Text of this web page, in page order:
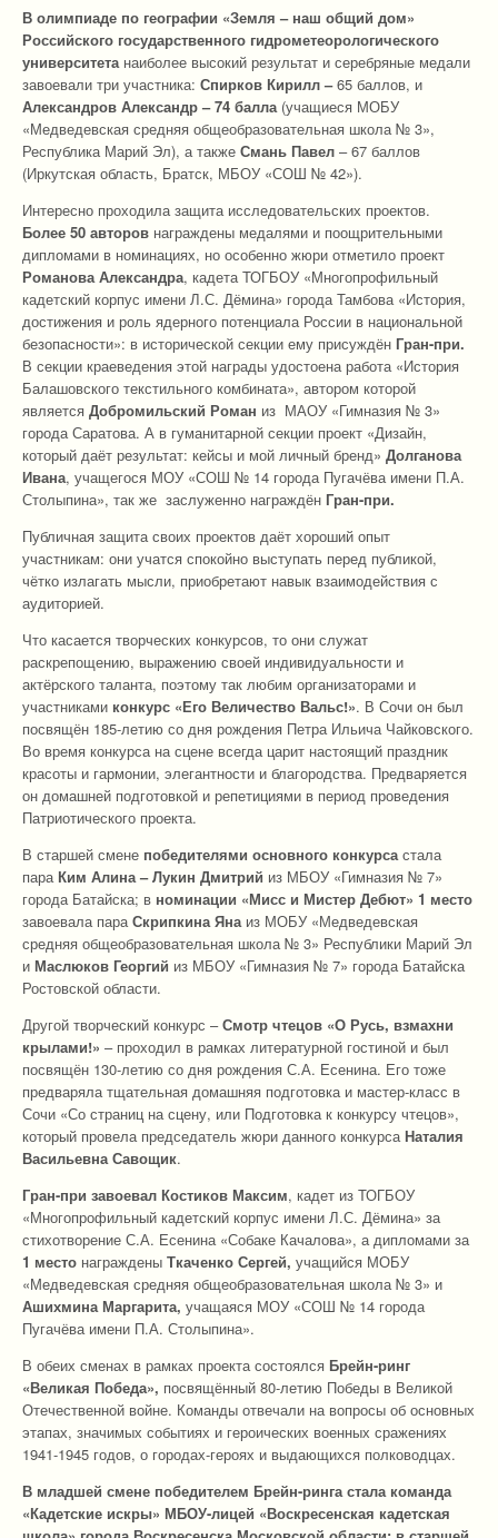
В олимпиаде по географии «Земля – наш общий дом»
Российского государственного гидрометеорологического
университета наиболее высокий результат и серебряные медали
завоевали три участника: Спирков Кирилл –65 баллов, и
Александров Александр – 74 балла (учащиеся МОБУ
«Медведевская средняя общеобразовательная школа № 3»,
Республика Марий Эл), а также Смань Павел – 67 баллов
(Иркутская область, Братск, МБОУ «СОШ № 42»).
Интересно проходила защита исследовательских проектов.
Более 50 авторов награждены медалями и поощрительными
дипломами в номинациях, но особенно жюри отметило проект
Романова Александра, кадета ТОГБОУ «Многопрофильный
кадетский корпус имени Л.С. Дёмина» города Тамбова «История,
достижения и роль ядерного потенциала России в национальной
безопасности»: в исторической секции ему присуждён Гран-при.
В секции краеведения этой награды удостоена работа «История
Балашовского текстильного комбината», автором которой
является Добромильский Роман из МАОУ «Гимназия № 3»
города Саратова. А в гуманитарной секции проект «Дизайн,
который даёт результат: кейсы и мой личный бренд» Долганова
Ивана, учащегося МОУ «СОШ № 14 города Пугачёва имени П.А.
Столыпина», так же заслуженно награждён Гран-при.
Публичная защита своих проектов даёт хороший опыт
участникам: они учатся спокойно выступать перед публикой,
чётко излагать мысли, приобретают навык взаимодействия с
аудиторией.
Что касается творческих конкурсов, то они служат
раскрепощению, выражению своей индивидуальности и
актёрского таланта, поэтому так любим организаторами и
участниками конкурс «Его Величество Вальс!». В Сочи он был
посвящён 185-летию со дня рождения Петра Ильича Чайковского.
Во время конкурса на сцене всегда царит настоящий праздник
красоты и гармонии, элегантности и благородства. Предваряется
он домашней подготовкой и репетициями в период проведения
Патриотического проекта.
В старшей смене победителями основного конкурса стала
пара Ким Алина – Лукин Дмитрий из МБОУ «Гимназия № 7»
города Батайска; в номинации «Мисс и Мистер Дебют» 1 место
завоевала пара Скрипкина Яна из МОБУ «Медведевская
средняя общеобразовательная школа № 3» Республики Марий Эл
и Маслюков Георгий из МБОУ «Гимназия № 7» города Батайска
Ростовской области.
Другой творческий конкурс –Смотр чтецов «О Русь, взмахни
крылами!» – проходил в рамках литературной гостиной и был
посвящён 130-летию со дня рождения С.А. Есенина. Его тоже
предваряла тщательная домашняя подготовка и мастер-класс в
Сочи «Со страниц на сцену, или Подготовка к конкурсу чтецов»,
который провела председатель жюри данного конкурса Наталия
Васильевна Савощик.
Гран-при завоевал Костиков Максим, кадет из ТОГБОУ
«Многопрофильный кадетский корпус имени Л.С. Дёмина» за
стихотворение С.А. Есенина «Собаке Качалова», а дипломами за
1 место награждены Ткаченко Сергей, учащийся МОБУ
«Медведевская средняя общеобразовательная школа № 3» и
Ашихмина Маргарита, учащаяся МОУ «СОШ № 14 города
Пугачёва имени П.А. Столыпина».
В обеих сменах в рамках проекта состоялся Брейн-ринг
«Великая Победа», посвящённый 80-летию Победы в Великой
Отечественной войне. Команды отвечали на вопросы об основных
этапах, значимых событиях и героических военных сражениях
1941-1945 годов, о городах-героях и выдающихся полководцах.
В младшей смене победителем Брейн-ринга стала команда
«Кадетские искры» МБОУ-лицей «Воскресенская кадетская